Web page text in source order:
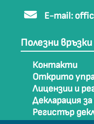
E-mail:
Полезни връзки
Контакти
Открито
Лицензии и
Декларация
Регистър